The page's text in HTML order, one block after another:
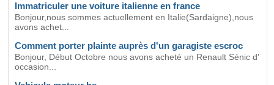
Immatriculer une voiture italienne en france
Bonjour,nous sommes actuellement en Italie(Sardaigne),nous
avons achet...
Comment porter plainte auprès d'un garagiste escroc
Bonjour, Début Octobre nous avons acheté un Renault Sénic d'
occasion...